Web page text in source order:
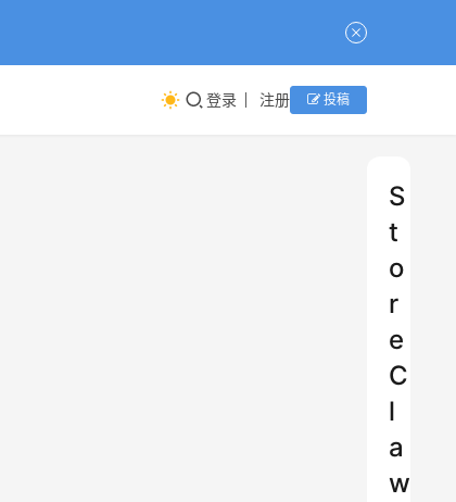
登录 注册 投稿
S
t
o
r
e
C
l
a
w